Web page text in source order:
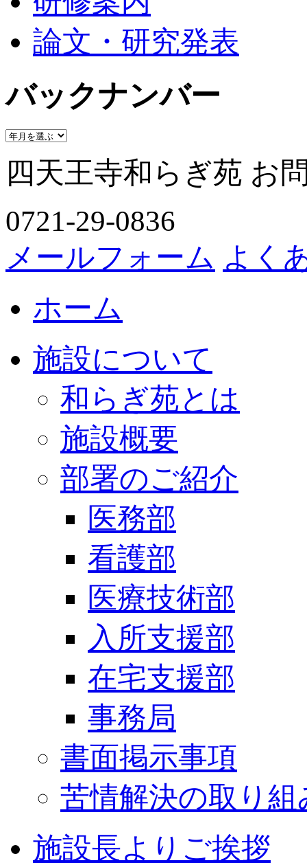
論文・研究発表
バックナンバー
四天王寺和らぎ苑 お
0721-29-0836
メールフォーム よく
ホーム
施設について
和らぎ苑とは
施設概要
部署のご紹介
医務部
看護部
医療技術部
入所支援部
在宅支援部
事務局
書面掲示事項
苦情解決の取り組
施設長よりご挨拶